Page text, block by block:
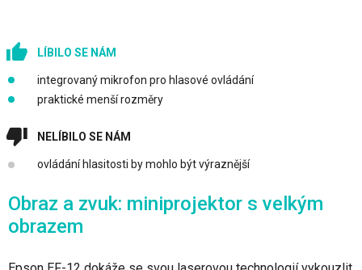
LÍBILO SE NÁM
integrovaný mikrofon pro hlasové ovládání
praktické menší rozměry
NELÍBILO SE NÁM
ovládání hlasitosti by mohlo být výraznější
Obraz a zvuk: miniprojektor s velkým
obrazem